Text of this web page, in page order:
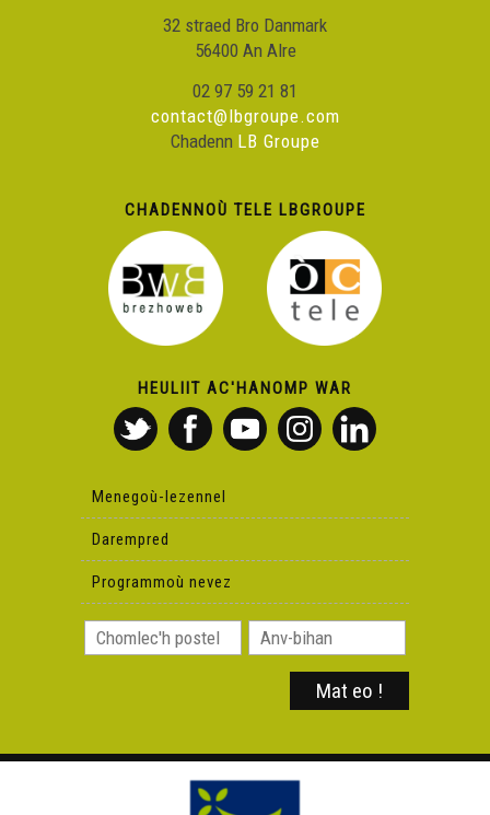
32 straed Bro Danmark
56400 An Alre
02 97 59 21 81
contact@lbgroupe.com
Chadenn LB Groupe
CHADENNOÙ TELE LBGROUPE
HEULIIT AC'HANOMP WAR
Menegoù-lezennel
Darempred
Programmoù nevez